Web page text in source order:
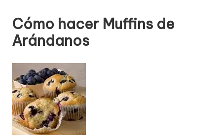
Cómo hacer Muffins de
Arándanos